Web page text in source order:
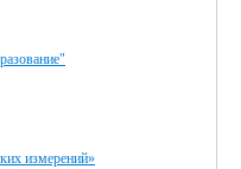
измерений»